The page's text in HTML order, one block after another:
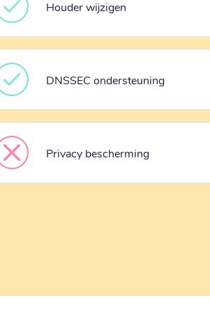
Houder wijzigen
DNSSEC ondersteuning
Privacy bescherming